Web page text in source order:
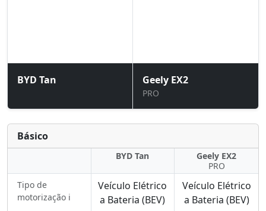
BYD Tan Geely EX2
PRO
Básico
BYD Tan
Geely EX2
PRO
Tipo de
motorização ℹ️
Veículo Elétrico
a Bateria (BEV)
Veículo Elétrico
a Bateria (BEV)